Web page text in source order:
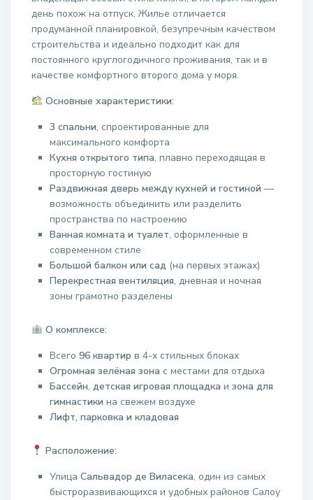
день похож на отпуск. Жилье отличается
продуманной планировкой, безупречным качеством
строительства и идеально подходит как для
постоянного круглогодичного проживания, так и в
качестве комфортного второго дома у моря.
Основные характеристики:
3 спальни, спроектированные для
максимального комфорта
Кухня открытого типа, плавно переходящая в
просторную гостиную
Раздвижная дверь между кухней и гостиной —
возможность объединить или разделить
пространства по настроению
Ванная комната и туалет, оформленные в
современном стиле
Большой балкон или сад (на первых этажах)
Перекрестная вентиляция, дневная и ночная
зоны грамотно разделены
О комплексе:
Всего96 квартир в 4-х стильных блоках
Огромная зелёная зона с местами для отдыха
Бассейн,детская игровая площадка изона для
гимнастики на свежем воздухе
Лифт, парковка и кладовая
Расположение:
УлицаСальвадор де Виласека, один из самых
быстроразвивающихся и удобных районов Салоу